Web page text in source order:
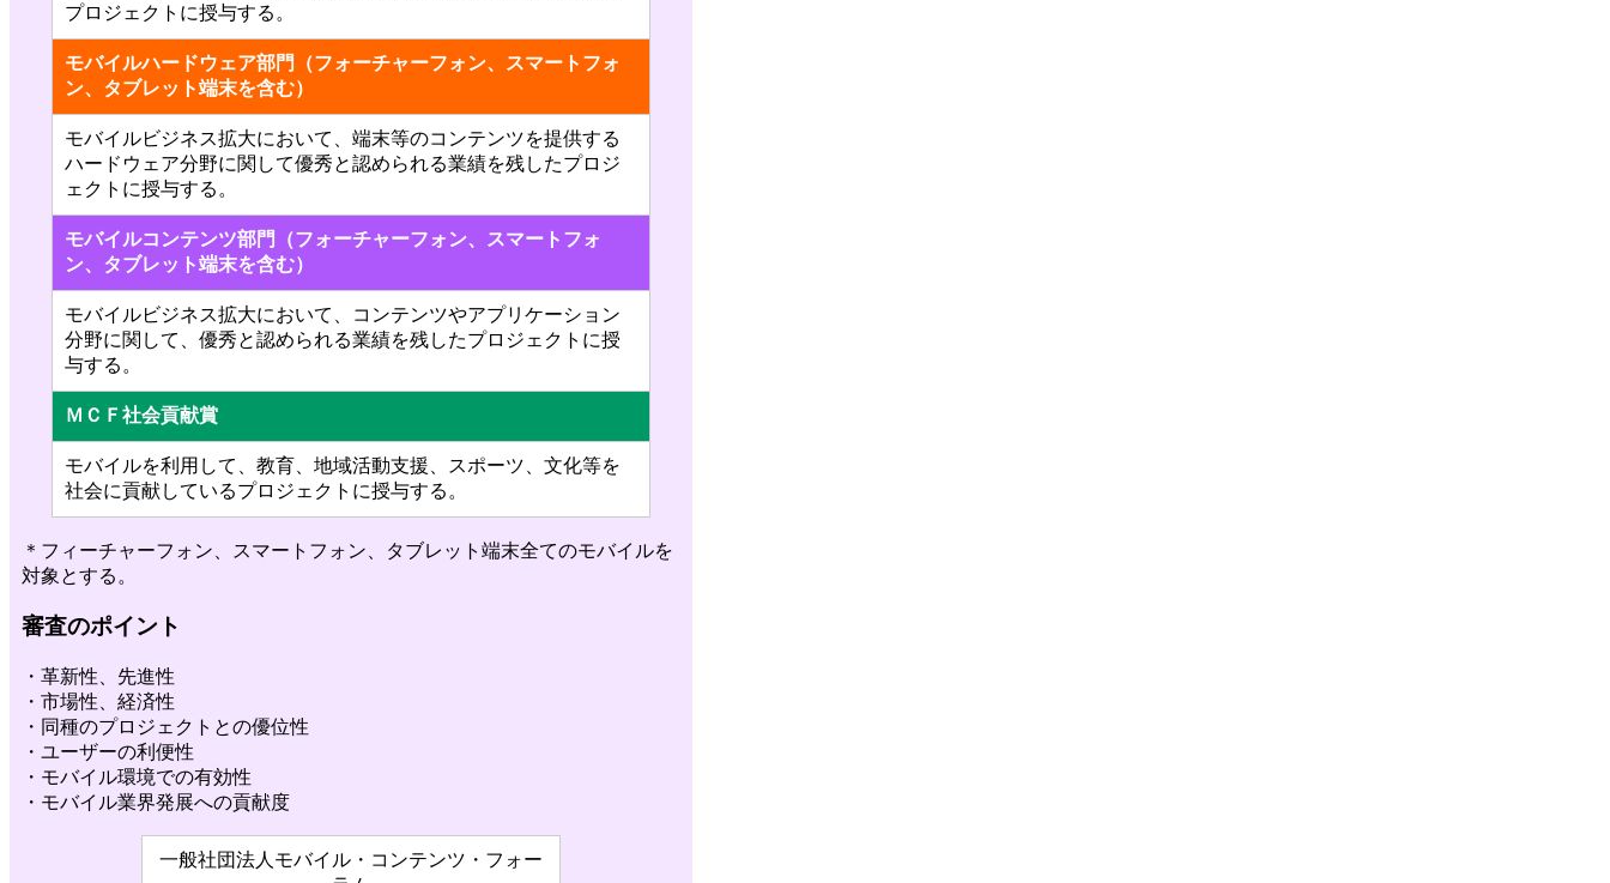
プロジェクトに授与する。
モバイルハードウェア部門（フォーチャーフォン、スマートフォ
ン、タブレット端末を含む）
モバイルビジネス拡大において、端末等のコンテンツを提供する
ハードウェア分野に関して優秀と認められる業績を残したプロジ
ェクトに授与する。
モバイルコンテンツ部門（フォーチャーフォン、スマートフォ
ン、タブレット端末を含む）
モバイルビジネス拡大において、コンテンツやアプリケーション
分野に関して、優秀と認められる業績を残したプロジェクトに授
与する。
ＭＣＦ社会貢献賞
モバイルを利用して、教育、地域活動支援、スポーツ、文化等を
社会に貢献しているプロジェクトに授与する。
＊フィーチャーフォン、スマートフォン、タブレット端末全てのモバイルを
対象とする。
審査のポイント
・革新性、先進性
・市場性、経済性
・同種のプロジェクトとの優位性
・ユーザーの利便性
・モバイル環境での有効性
・モバイル業界発展への貢献度
一般社団法人モバイル・コンテンツ・フォー